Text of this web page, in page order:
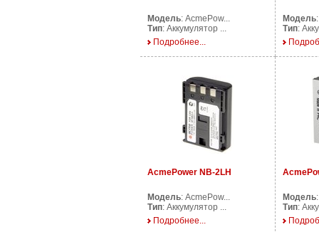
Модель: AcmePow...
Тип: Аккумулятор ...
Подробнее...
Модель
Тип:
AcmePower NB-2LH
Модель: AcmePow...
Тип: Аккумулятор ...
Подробнее...
Модель
Тип: